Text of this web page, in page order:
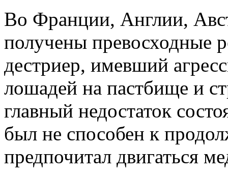
Во Франции, Англии,
получены превосходные
дестриер, имевший
лошадей на пастбище и
главный недостаток
был не способен к
предпочитал двигаться